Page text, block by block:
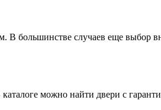
В большинстве случаев еще
можно найти двери с